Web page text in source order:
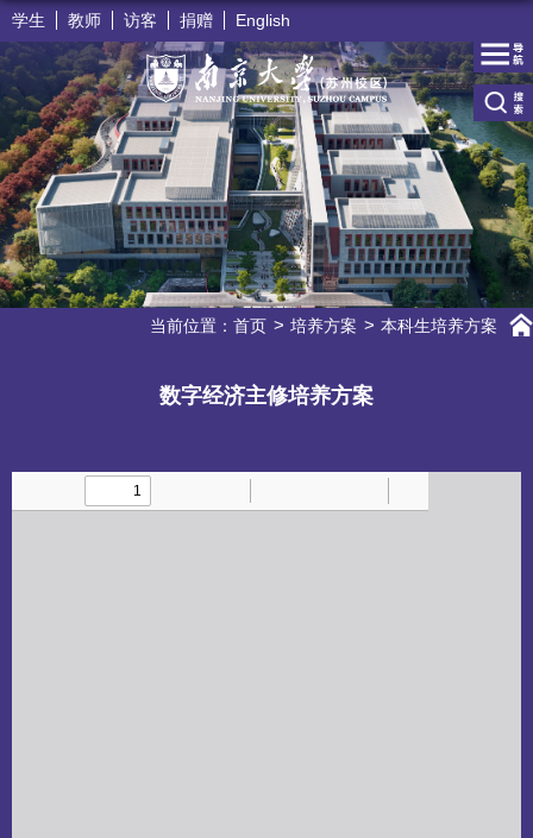
学生 教师 访客 捐赠 English
当前位置： 首页 培养方案 本科生培养方案
数字经济主修培养方案